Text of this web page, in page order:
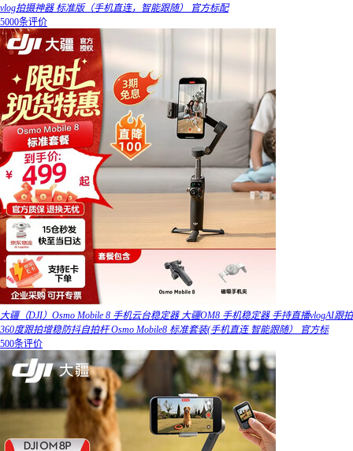
vlog拍摄神器 标准版（手机直连，智能跟随） 官方标配
5000条评价
大疆（DJI）Osmo Mobile 8 手机云台稳定器 大疆OM8 手机稳定器 手持直播vlogAI跟拍
360度跟拍增稳防抖自拍杆 Osmo Mobile8 标准套装(手机直连 智能跟随） 官方标
500条评价